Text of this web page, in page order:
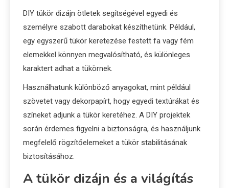
DIY tükör dizájn ötletek segítségével egyedi és
személyre szabott darabokat készíthetünk. Például,
egy egyszerű tükör keretezése festett fa vagy fém
elemekkel könnyen megvalósítható, és különleges
karaktert adhat a tükörnek.
Használhatunk különböző anyagokat, mint például
szövetet vagy dekorpapírt, hogy egyedi textúrákat és
színeket adjunk a tükör keretéhez. A DIY projektek
során érdemes figyelni a biztonságra, és használjunk
megfelelő rögzítőelemeket a tükör stabilitásának
biztosításához.
A tükör dizájn és a világítás